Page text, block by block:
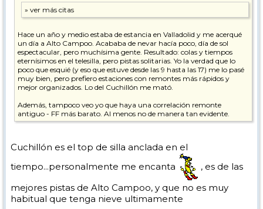
Hace un año y medio estaba de estancia en Valladolid y me acerqué
un día a Alto Campoo. Acababa de nevar hacía poco, día de sol
espectacular, pero muchísima gente. Resultado: colas y tiempos
eternísimos en el telesilla, pero pistas solitarias. Yo la verdad que lo
poco que esquié (y eso que estuve desde las 9 hasta las 17) me lo pasé
muy bien, pero prefiero estaciones con remontes más rápidos y
mejor organizados. Lo del Cuchillón me mató.
Además, tampoco veo yo que haya una correlación remonte
antiguo - FF más barato. Al menos no de manera tan evidente.
Cuchillón es el top de silla anclada en el
tiempo...personalmente me encanta
, es de las
mejores pistas de Alto Campoo, y que no es muy
habitual que tenga nieve ultimamente